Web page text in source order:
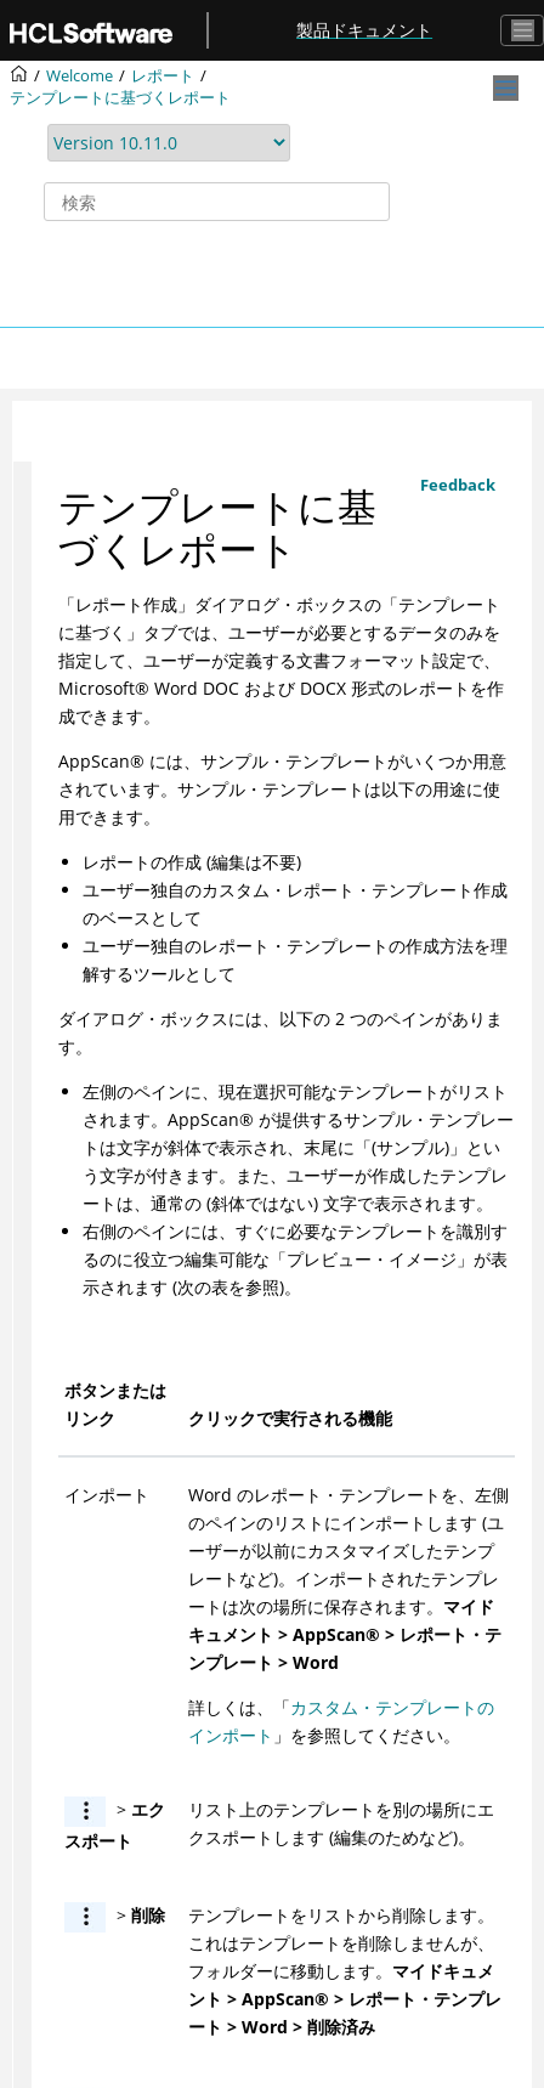
メインコンテンツにジャンプ
製品ドキュメント
Welcome
レポート
テンプレートに基づくレポート
Feedback
テンプレートに基
づくレポート
「レポート作成」ダイアログ・ボックスの「テンプレート
に基づく」タブでは、ユーザーが必要とするデータのみを
指定して、ユーザーが定義する文書フォーマット設定で、
Microsoft® Word DOC および DOCX 形式のレポートを作
成できます。
AppScan® には、サンプル・テンプレートがいくつか用意
されています。サンプル・テンプレートは以下の用途に使
用できます。
レポートの作成 (編集は不要)
ユーザー独自のカスタム・レポート・テンプレート作成
のベースとして
ユーザー独自のレポート・テンプレートの作成方法を理
解するツールとして
ダイアログ・ボックスには、以下の 2 つのペインがありま
す。
左側のペインに、現在選択可能なテンプレートがリスト
されます。 AppScan® が提供するサンプル・テンプレー
トは文字が斜体で表示され、末尾に「(サンプル)」とい
う文字が付きます。また、ユーザーが作成したテンプレ
ートは、通常の (斜体ではない) 文字で表示されます。
右側のペインには、すぐに必要なテンプレートを識別す
るのに役立つ編集可能な「プレビュー・イメージ」が表
示されます (次の表を参照)。
ボタンまたは
リンク
クリックで実行される機能
インポート
Word のレポート・テンプレートを、左側
のペインのリストにインポートします (ユ
ーザーが以前にカスタマイズしたテンプ
レートなど)。インポートされたテンプレ
ートは次の場所に保存されます。 マイド
キュメント > AppScan® > レポート・テ
ンプレート > Word
詳しくは、「カスタム・テンプレートの
インポート 」を参照してください。
> エク
スポート
リスト上のテンプレートを別の場所にエ
クスポートします (編集のためなど)。
> 削除
テンプレートをリストから削除します。
これはテンプレートを削除しませんが、
フォルダーに移動します。 マイドキュメ
ント > AppScan® > レポート・テンプレ
ート > Word > 削除済み